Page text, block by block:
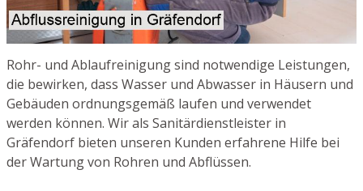
Rohr- und Ablaufreinigung sind notwendige Leistungen,
die bewirken, dass Wasser und Abwasser in Häusern und
Gebäuden ordnungsgemäß laufen und verwendet
werden können. Wir als Sanitärdienstleister in
Gräfendorf bieten unseren Kunden erfahrene Hilfe bei
der Wartung von Rohren und Abflüssen.